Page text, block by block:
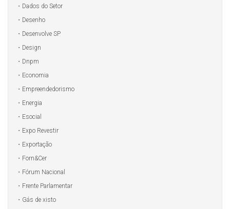
Dados do Setor
Desenho
Desenvolve SP
Design
Dnpm
Economia
Empreendedorismo
Energia
Esocial
Expo Revestir
Exportação
Forn&Cer
Fórum Nacional
Frente Parlamentar
Gás de xisto